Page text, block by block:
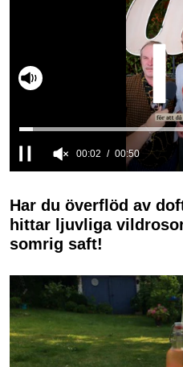
of
50
seconds
Har du överflöd av
hittar ljuvliga
somrig saft!